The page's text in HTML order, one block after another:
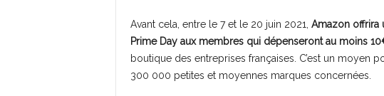
Avant cela, entre le 7 et le 20 juin 2021, Amazon offrira
Prime Day aux membres qui dépenseront au moins
boutique des entreprises françaises. C’est un moyen
300 000 petites et moyennes marques concernées.